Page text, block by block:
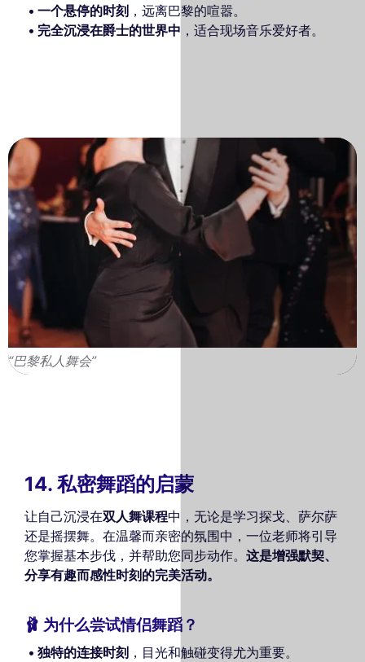
一个悬停的时刻 ，远离巴黎的喧嚣。
完全沉浸在爵士的世界中 ，适合现场音乐爱好者。
“巴黎私人舞会”
14. 私密舞蹈的启蒙
让自己沉浸在双人舞课程中，无论是学习探戈、萨尔萨
还是摇摆舞。在温馨而亲密的氛围中，一位老师将引导
您掌握基本步伐，并帮助您同步动作。 这是增强默契、
分享有趣而感性时刻的完美活动。
🩰 为什么尝试情侣舞蹈？
独特的连接时刻 ，目光和触碰变得尤为重要。